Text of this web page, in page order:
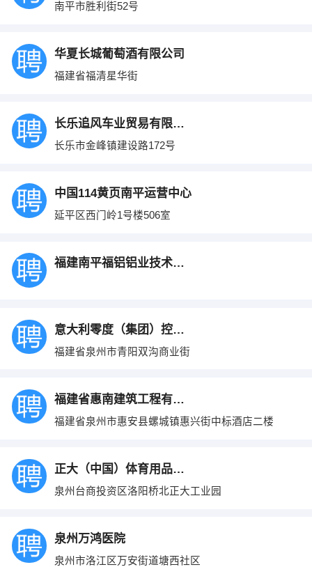
南平市胜利街52号
华夏长城葡萄酒有限公司
福建省福清星华街
长乐追风车业贸易有限公司
长乐市金峰镇建设路172号
中国114黄页南平运营中心
延平区西门岭1号楼506室
福建南平福铝铝业技术有限公司
意大利零度（集团）控股有限公司
福建省泉州市青阳双沟商业街
福建省惠南建筑工程有限公司
福建省泉州市惠安县螺城镇惠兴街中标酒店二楼
正大（中国）体育用品有限公司
泉州台商投资区洛阳桥北正大工业园
泉州万鸿医院
泉州市洛江区万安街道塘西社区